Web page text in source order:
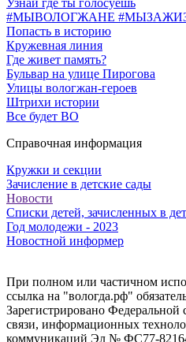
#МЫВОЛОГЖАНЕ
Попасть в историю
Кружевная линия
Где живет память?
Бульвар на улице Пирогова
Улицы вологжан-героев
Штрихи истории
Все будет ВО
Справочная информация
Кружки и секции
Зачисление в детские сады
Новости
Списки детей, зачисленных в
Год молодежи - 2023
Новостной информер
При полном или частичном
ссылка на "вологда.рф"
Зарегистрировано Федеральной
связи, информационных
коммуникаций Эл № ФС77-82164